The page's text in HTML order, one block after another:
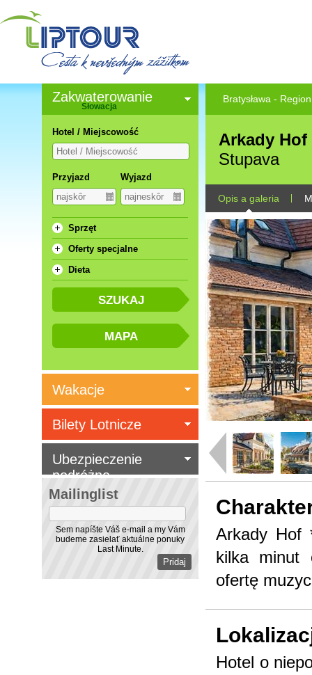
Bratysława - Region
Arkady Hof
Stupava
Opis a galeria
Arkady Hof
kilka minut
ofertę
Hotel o
Zakwaterowanie
Słowacja
Hotel / Miejscowość
Przyjazd Wyjazd
Sprzęt
Oferty specjalne
Dieta
Wakacje
Mailinglist
Sem napíšte Váš e-mail a my Vám
budeme zasielať aktuálne ponuky
Last Minute.
Bilety Lotnicze
Ubezpieczenie
podróżne